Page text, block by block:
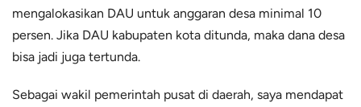
mengalokasikan DAU untuk anggaran desa minimal 10
persen. Jika DAU kabupaten kota ditunda, maka dana desa
bisa jadi juga tertunda.
Sebagai wakil pemerintah pusat di daerah, saya mendapat